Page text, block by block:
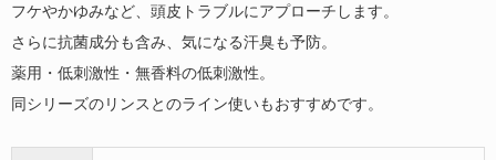
フケやかゆみなど、頭皮トラブルにアプローチします。
さらに抗菌成分も含み、気になる汗臭も予防。
薬用・低刺激性・無香料の低刺激性。
同シリーズのリンスとのライン使いもおすすめです。